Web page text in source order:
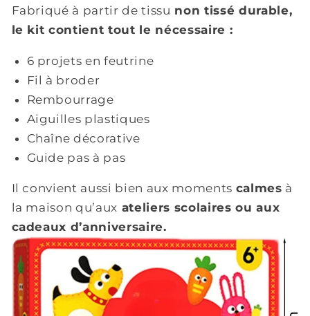
Fabriqué à partir de tissu non tissé durable,
le kit contient tout le nécessaire :
6 projets en feutrine
Fil à broder
Rembourrage
Aiguilles plastiques
Chaîne décorative
Guide pas à pas
Il convient aussi bien aux moments calmes à
la maison qu’aux ateliers scolaires ou aux
cadeaux d’anniversaire.